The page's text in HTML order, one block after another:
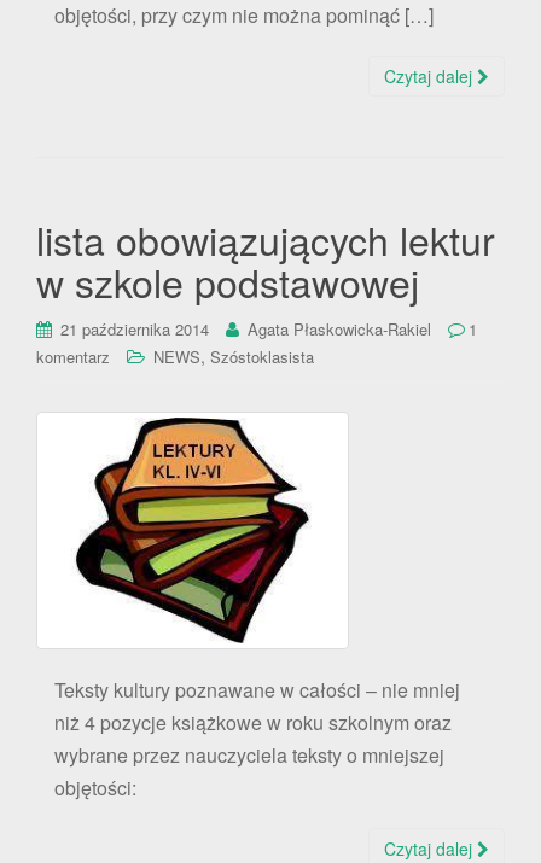
objętości, przy czym nie można pominąć […]
Czytaj dalej
lista obowiązujących lektur
w szkole podstawowej
21 października 2014 Agata Płaskowicka-Rakiel
1
komentarz
NEWS, Szóstoklasista
Teksty kultury poznawane w całości – nie mniej
niż 4 pozycje książkowe w roku szkolnym oraz
wybrane przez nauczyciela teksty o mniejszej
objętości:
Czytaj dalej